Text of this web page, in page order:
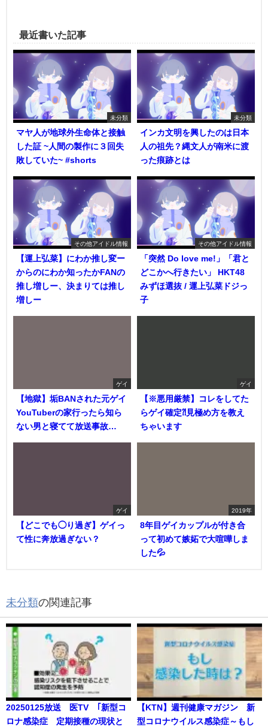
最近書いた記事
未分類
マヤ人が地球外生命体と接触
した証 ~人間の製作に３回失
敗していた~ #shorts
未分類
インカ文明を興したのは日本
人の祖先？縄文人が南米に渡
った痕跡とは
その他アイドル情報
【運上弘菜】にわか推し変ー
からのにわか知ったかFANの
推し増しー、決まりては推し
増しー
その他アイドル情報
「突然 Do love me!」「君と
どこかへ行きたい」 HKT48
みずほ選抜 / 運上弘菜ドジっ
子
ゲイ
【地獄】垢BANされた元ゲイ
YouTuberの家行ったら知ら
ない男と寝てて放送事故…
ゲイ
【※悪用厳禁】コレをしてた
らゲイ確定⁈見極め方を教え
ちゃいます
ゲイ
【どこでも◯り過ぎ】ゲイっ
て性に奔放過ぎない？
2019年
8年目ゲイカップルが付き合
って初めて嫉妬で大喧嘩しま
した💦
未分類の関連記事
20250125放送 医TV ｢新型コ
ロナ感染症 定期接種の現状と
【KTN】週刊健康マガジン 新
型コロナウイルス感染症～もし